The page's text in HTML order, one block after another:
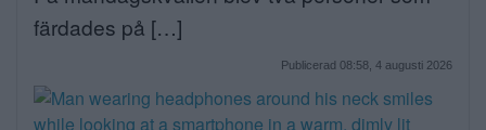
färdades på […]
Publicerad 08:58, 4 augusti 2026